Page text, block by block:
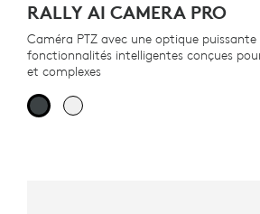
RALLY AI CAMERA PRO
Caméra PTZ avec une optique puissante
fonctionnalités intelligentes conçues
et complexes